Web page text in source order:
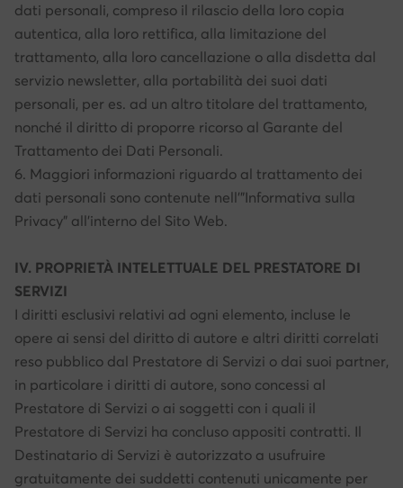
dati personali, compreso il rilascio della loro copia
autentica, alla loro rettifica, alla limitazione del
trattamento, alla loro cancellazione o alla disdetta dal
servizio newsletter, alla portabilità dei suoi dati
personali, per es. ad un altro titolare del trattamento,
nonché il diritto di proporre ricorso al Garante del
Trattamento dei Dati Personali.
6. Maggiori informazioni riguardo al trattamento dei
dati personali sono contenute nell’”Informativa sulla
Privacy” all’interno del Sito Web.
IV. PROPRIETÀ INTELETTUALE DEL PRESTATORE DI
SERVIZI
I diritti esclusivi relativi ad ogni elemento, incluse le
opere ai sensi del diritto di autore e altri diritti correlati
reso pubblico dal Prestatore di Servizi o dai suoi partner,
in particolare i diritti di autore, sono concessi al
Prestatore di Servizi o ai soggetti con i quali il
Prestatore di Servizi ha concluso appositi contratti. Il
Destinatario di Servizi è autorizzato a usufruire
gratuitamente dei suddetti contenuti unicamente per